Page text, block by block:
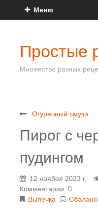
Меню
Простые
Множество разных
Огуречный смузи
Пирог с
пудингом
12 ноября 2023 г.
Комментарии: 0
Выпечка